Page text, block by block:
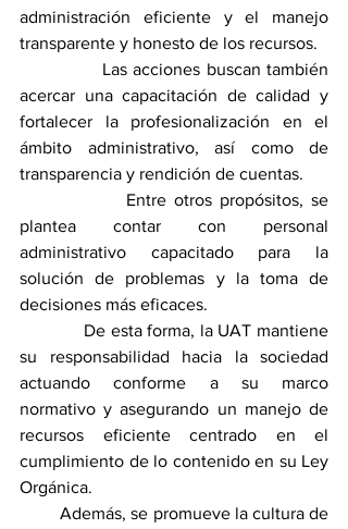
administración eficiente y el manejo
transparente y honesto de los recursos.
Las acciones buscan también
acercar una capacitación de calidad y
fortalecer la profesionalización en el
ámbito administrativo, así como de
transparencia y rendición de cuentas.
Entre otros propósitos, se
plantea contar con personal
administrativo capacitado para la
solución de problemas y la toma de
decisiones más eficaces.
De esta forma, la UAT mantiene
su responsabilidad hacia la sociedad
actuando conforme a su marco
normativo y asegurando un manejo de
recursos eficiente centrado en el
cumplimiento de lo contenido en su Ley
Orgánica.
Además, se promueve la cultura de